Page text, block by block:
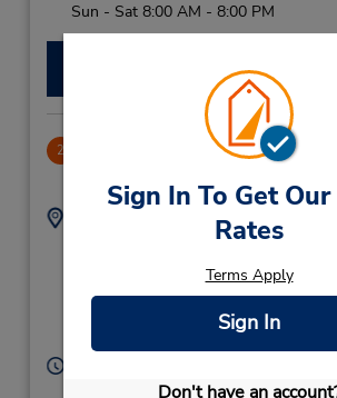
Sign In To Get
Rates
Terms Apply
Sign In
Don't have an
Sun - Sat 8:00 AM - 8:00 PM
Fazer uma reserva
2 Nagoya Shinkansen
Endereço:
4530015,
Sun - Sat 8:00 AM - 8:00 PM